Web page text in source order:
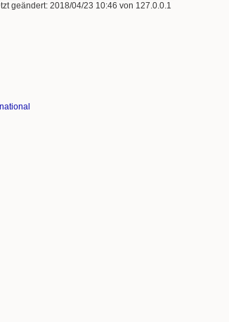
geändert: 2018/04/23 10:46 von 127.0.0.1